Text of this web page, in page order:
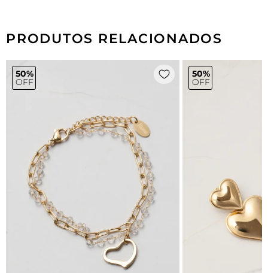
PRODUTOS RELACIONADOS
50%
OFF
50%
OFF